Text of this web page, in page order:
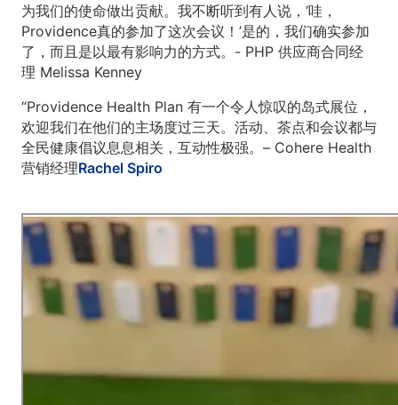
为我们的使命做出贡献。我不断听到有人说，‘哇，
Providence真的参加了这次会议！’是的，我们确实参加
了，而且是以最有影响力的方式。- PHP 供应商合同经
理 Melissa Kenney
“Providence Health Plan 有一个令人惊叹的岛式展位，
欢迎我们在他们的主场度过三天。活动、茶点和会议都与
全民健康倡议息息相关，互动性极强。– Cohere Health
营销经理Rachel Spiro